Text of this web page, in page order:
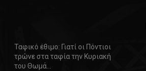
Ταφικό έθιμο: Γιατί οι Πόντιοι
τρώνε στα ταφία την Κυριακή
του Θωμά…